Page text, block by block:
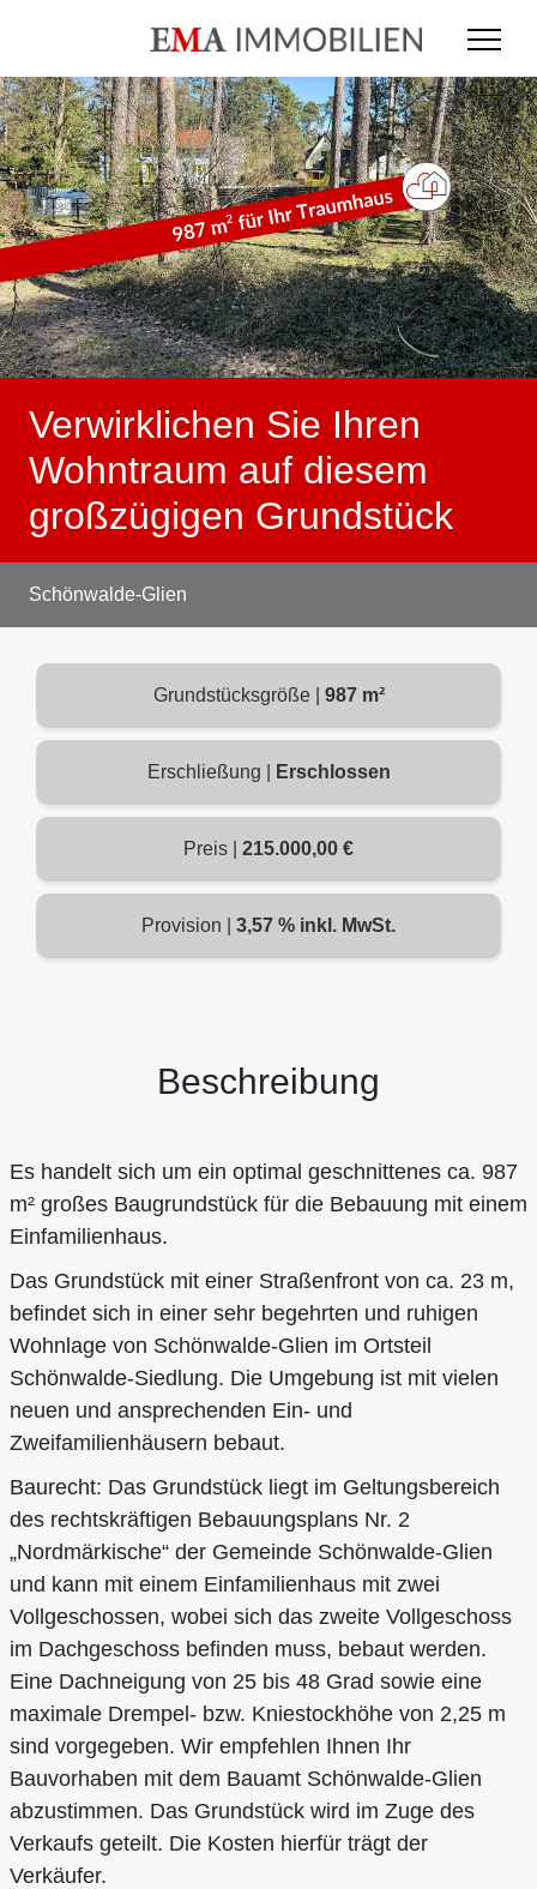
Verwirklichen Sie Ihren
Wohntraum auf diesem
großzügigen Grundstück
Schönwalde-Glien
Grundstücksgröße | 987 m²
Erschließung | Erschlossen
Preis | 215.000,00 €
Provision | 3,57 % inkl. MwSt.
Beschreibung
Es handelt sich um ein optimal geschnittenes ca. 987
m² großes Baugrundstück für die Bebauung mit einem
Einfamilienhaus.
Das Grundstück mit einer Straßenfront von ca. 23 m,
befindet sich in einer sehr begehrten und ruhigen
Wohnlage von Schönwalde-Glien im Ortsteil
Schönwalde-Siedlung. Die Umgebung ist mit vielen
neuen und ansprechenden Ein- und
Zweifamilienhäusern bebaut.
Baurecht: Das Grundstück liegt im Geltungsbereich
des rechtskräftigen Bebauungsplans Nr. 2
„Nordmärkische“ der Gemeinde Schönwalde-Glien
und kann mit einem Einfamilienhaus mit zwei
Vollgeschossen, wobei sich das zweite Vollgeschoss
im Dachgeschoss befinden muss, bebaut werden.
Eine Dachneigung von 25 bis 48 Grad sowie eine
maximale Drempel- bzw. Kniestockhöhe von 2,25 m
sind vorgegeben. Wir empfehlen Ihnen Ihr
Bauvorhaben mit dem Bauamt Schönwalde-Glien
abzustimmen. Das Grundstück wird im Zuge des
Verkaufs geteilt. Die Kosten hierfür trägt der
Verkäufer.